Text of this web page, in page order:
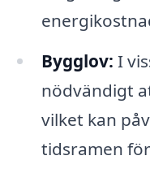
Bygglov: I
nödvändigt
vilket kan
tidsramen